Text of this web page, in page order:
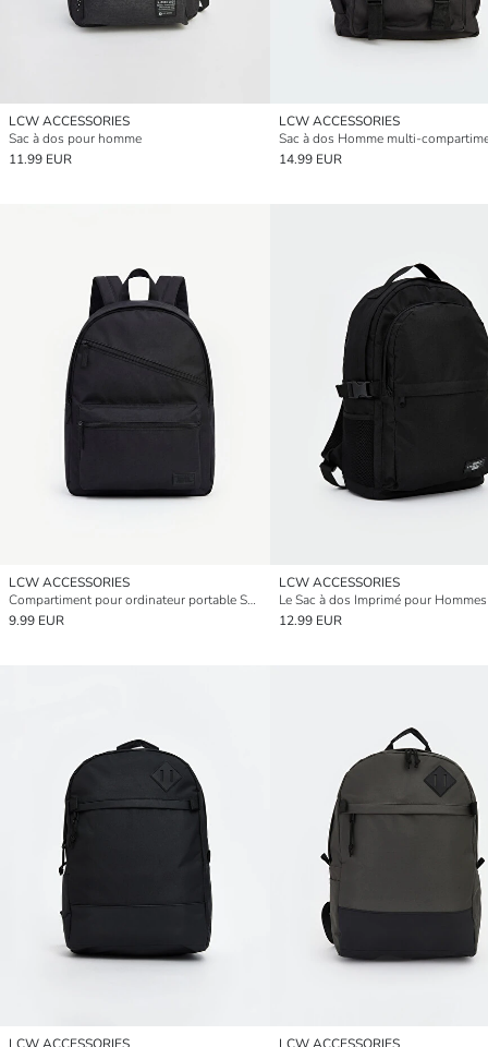
LCW ACCESSORIES
Sac à dos pour homme
11.99 EUR
LCW ACCESSORIES
Sac à dos Homme multi-
14.99 EUR
LCW ACCESSORIES
Compartiment pour ordinateur portable Sac pour ordinateur portable homme
9.99 EUR
LCW ACCESSORIES
Le Sac à dos Imprimé pour Hommes
12.99 EUR
LCW ACCESSORIES LCW ACCESSORIES